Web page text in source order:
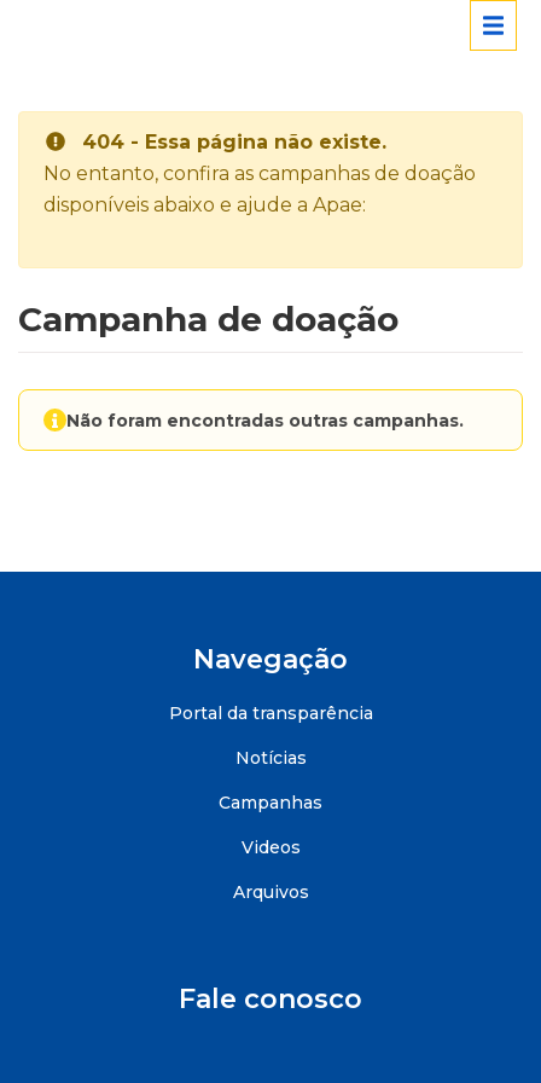
404 - Essa página não existe.
No entanto, confira as campanhas de doação
disponíveis abaixo e ajude a Apae:
Campanha de doação
Não foram encontradas outras campanhas.
Navegação
Portal da transparência
Notícias
Campanhas
Videos
Arquivos
Fale conosco